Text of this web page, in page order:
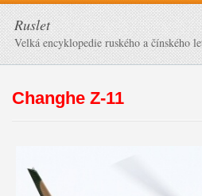
Ruslet
Velká encyklopedie ruského a čínského
Changhe Z-11